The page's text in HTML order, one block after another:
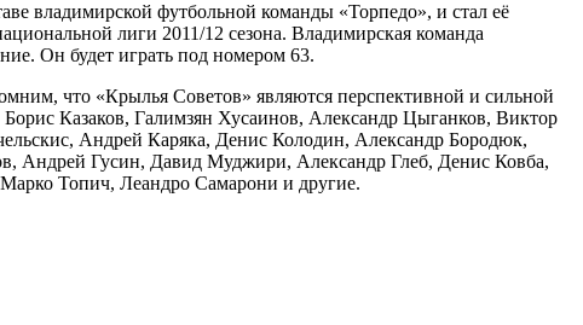
владимирской футбольной команды «Торпедо», и стал её
лиги 2011/12 сезона. Владимирская команда
Он будет играть под номером 63.
что «Крылья Советов» являются перспективной и сильной
Казаков, Галимзян Хусаинов, Александр Цыганков, Виктор
Андрей Каряка, Денис Колодин, Александр Бородюк,
Андрей Гусин, Давид Муджири, Александр Глеб, Денис Ковба,
Топич, Леандро Самарони и другие.